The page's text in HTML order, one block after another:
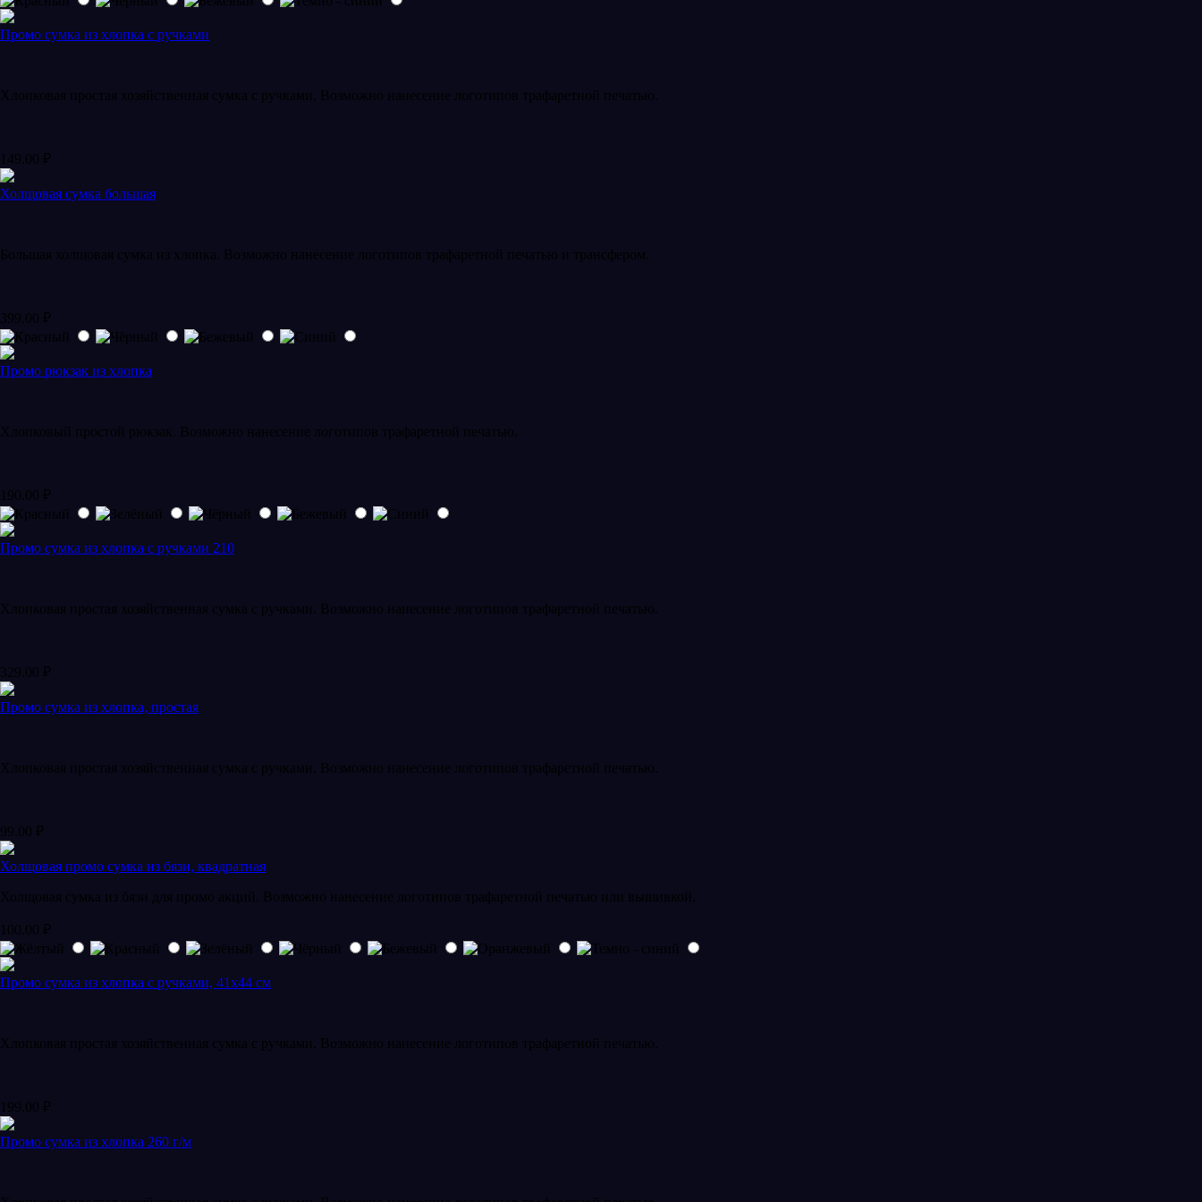
Промо сумка из хлопка с ручками
Хлопковая простая хозяйственная сумка с ручками. Возможно нанесение логотипов трафаретной печатью.
149.00 ₽
Холщовая сумка большая
Большая холщовая сумка из хлопка. Возможно нанесение логотипов трафаретной печатью и трансфером.
399.00 ₽
Промо рюкзак из хлопка
Хлопковый простой рюкзак. Возможно нанесение логотипов трафаретной печатью.
190.00 ₽
Промо сумка из хлопка с ручками 210
Хлопковая простая хозяйственная сумка с ручками. Возможно нанесение логотипов трафаретной печатью.
329.00 ₽
Промо сумка из хлопка, простая
Хлопковая простая хозяйственная сумка с ручками. Возможно нанесение логотипов трафаретной печатью.
99.00 ₽
Холщовая промо сумка из бязи, квадратная
Холщовая сумка из бязи для промо акций. Возможно нанесение логотипов трафаретной печатью или вышивкой.
100.00 ₽
Промо сумка из хлопка с ручками, 41х44 см
Хлопковая простая хозяйственная сумка с ручками. Возможно нанесение логотипов трафаретной печатью.
199.00 ₽
Промо сумка из хлопка 260 г/м